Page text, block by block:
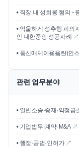
• 직장 내 성희롱 혐의 -
• 억울하게 성추행 피의
인 대한중앙 성공사례 ↗
• 통신매체이용음란(인
관련 업무분야
• 일반소송·중재·약정
• 기업법무·계약·M&A ↗
• 행정·공법·인허가 ↗